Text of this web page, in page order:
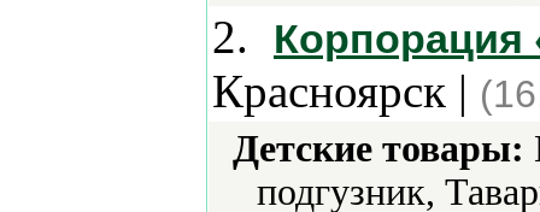
2. Корпорация
Красноярск |
Детские товары:
подгузник,